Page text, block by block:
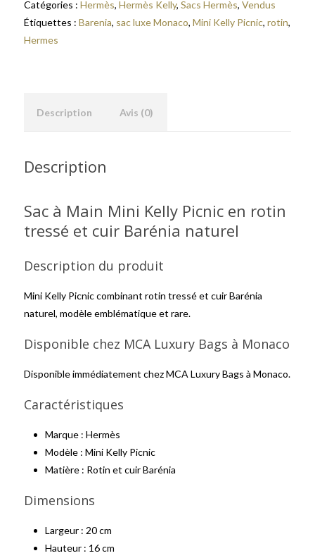
Catégories : Hermès, Hermès Kelly, Sacs Hermès, Vendus
Étiquettes : Barenia, sac luxe Monaco, Mini Kelly Picnic, rotin,
Hermes
Description Avis (0)
Description
Sac à Main Mini Kelly Picnic en rotin
tressé et cuir Barénia naturel
Description du produit
Mini Kelly Picnic combinant rotin tressé et cuir Barénia
naturel, modèle emblématique et rare.
Disponible chez MCA Luxury Bags à Monaco
Disponible immédiatement chez MCA Luxury Bags à Monaco.
Caractéristiques
Marque : Hermès
Modèle : Mini Kelly Picnic
Matière : Rotin et cuir Barénia
Dimensions
Largeur : 20 cm
Hauteur : 16 cm